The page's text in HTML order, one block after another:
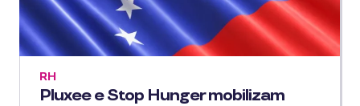
Pluxee e Stop Hunger mobilizam
RH